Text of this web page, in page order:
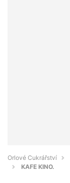
Orlové Cukrářství
KAFE KINO.